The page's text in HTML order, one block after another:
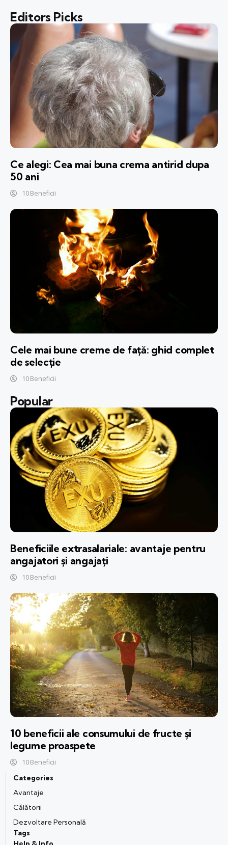
Editors Picks
Ce alegi: Cea mai buna crema antirid dupa
50 ani
10 Beneficii
Cele mai bune creme de față: ghid complet
de selecție
10 Beneficii
Popular
Beneficiile extrasalariale: avantaje pentru
angajatori și angajați
10 Beneficii
10 beneficii ale consumului de fructe și
legume proaspete
10 Beneficii
Categories
Avantaje
Călătorii
Dezvoltare Personală
Tags